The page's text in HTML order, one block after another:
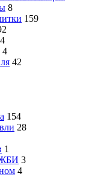
8
159
4
42
154
28
1
ЖБИ 3
4